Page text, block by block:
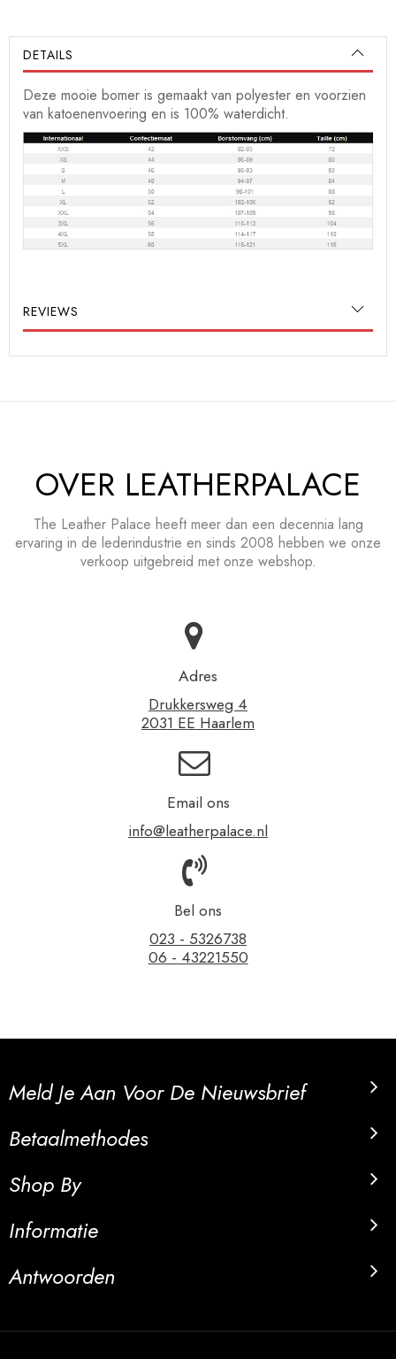
DETAILS
Deze mooie bomer is gemaakt van polyester en voorzien
van katoenenvoering en is 100% waterdicht.
REVIEWS
OVER LEATHERPALACE
The Leather Palace heeft meer dan een decennia lang
ervaring in de lederindustrie en sinds 2008 hebben we onze
verkoop uitgebreid met onze webshop.
Adres
Drukkersweg 4
2031 EE Haarlem
Email ons
info@leatherpalace.nl
Bel ons
023 - 5326738
06 - 43221550
Meld Je Aan Voor De Nieuwsbrief
Betaalmethodes
Shop By
Informatie
Antwoorden